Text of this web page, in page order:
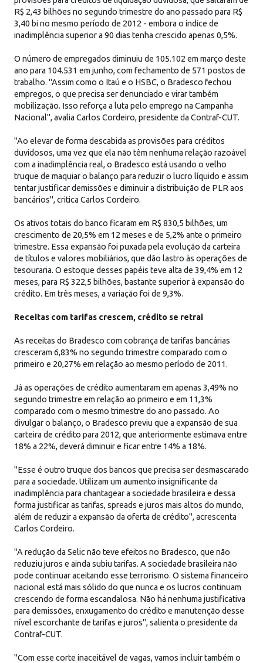
R$ 2,43 bilhões no segundo trimestre do ano passado para R$
3,40 bi no mesmo período de 2012 - embora o índice de
inadimplência superior a 90 dias tenha crescido apenas 0,5%.
O número de empregados diminuiu de 105.102 em março deste
ano para 104.531 em junho, com fechamento de 571 postos de
trabalho. "Assim como o Itaú e o HSBC, o Bradesco fechou
empregos, o que precisa ser denunciado e virar também
mobilização. Isso reforça a luta pelo emprego na Campanha
Nacional", avalia Carlos Cordeiro, presidente da Contraf-CUT.
"Ao elevar de forma descabida as provisões para créditos
duvidosos, uma vez que ela não têm nenhuma relação razoável
com a inadimplência real, o Bradesco está usando o velho
truque de maquiar o balanço para reduzir o lucro líquido e assim
tentar justificar demissões e diminuir a distribuição de PLR aos
bancários", critica Carlos Cordeiro.
Os ativos totais do banco ficaram em R$ 830,5 bilhões, um
crescimento de 20,5% em 12 meses e de 5,2% ante o primeiro
trimestre. Essa expansão foi puxada pela evolução da carteira
de títulos e valores mobiliários, que dão lastro às operações de
tesouraria. O estoque desses papéis teve alta de 39,4% em 12
meses, para R$ 322,5 bilhões, bastante superior à expansão do
crédito. Em três meses, a variação foi de 9,3%.
Receitas com tarifas crescem, crédito se retrai
As receitas do Bradesco com cobrança de tarifas bancárias
cresceram 6,83% no segundo trimestre comparado com o
primeiro e 20,27% em relação ao mesmo período de 2011.
Já as operações de crédito aumentaram em apenas 3,49% no
segundo trimestre em relação ao primeiro e em 11,3%
comparado com o mesmo trimestre do ano passado. Ao
divulgar o balanço, o Bradesco previu que a expansão de sua
carteira de crédito para 2012, que anteriormente estimava entre
18% a 22%, deverá diminuir e ficar entre 14% a 18%.
"Esse é outro truque dos bancos que precisa ser desmascarado
para a sociedade. Utilizam um aumento insignificante da
inadimplência para chantagear a sociedade brasileira e dessa
forma justificar as tarifas, spreads e juros mais altos do mundo,
além de reduzir a expansão da oferta de crédito", acrescenta
Carlos Cordeiro.
"A redução da Selic não teve efeitos no Bradesco, que não
reduziu juros e ainda subiu tarifas. A sociedade brasileira não
pode continuar aceitando esse terrorismo. O sistema financeiro
nacional está mais sólido do que nunca e os lucros continuam
crescendo de forma escandalosa. Não há nenhuma justificativa
para demissões, enxugamento do crédito e manutenção desse
nível escorchante de tarifas e juros", salienta o presidente da
Contraf-CUT.
"Com esse corte inaceitável de vagas, vamos incluir também o